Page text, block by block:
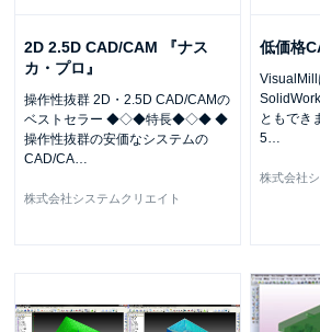
2D 2.5D CAD/CAM 『ナス
カ・プロ』
操作性抜群 2D・2.5D CAD/CAMの
ベストセラー ◆◇◆特長◆◇◆ ◆
操作性抜群の安価なシステムの
CAD/CA…
株式会社システムクリエイト
低価格
ともでき
5…
株式会社